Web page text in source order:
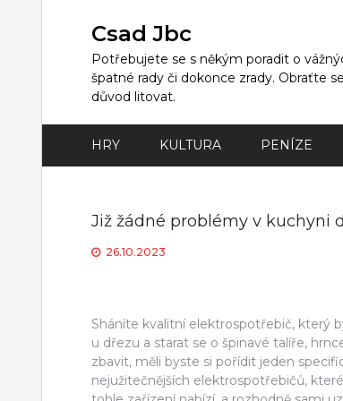
Csad Jbc
Potřebujete se s někým poradit o
špatné rady či dokonce zrady. Obraťte
důvod litovat.
HRY KULTURA PENÍZE
Již žádné problémy v kuchyni
26.10.2023
Sháníte kvalitní elektrospotřebič, který
u dřezu a starat se o špinavé talíře,
zbavit, měli byste si pořídit jeden
nejužitečnějších elektrospotřebičů,